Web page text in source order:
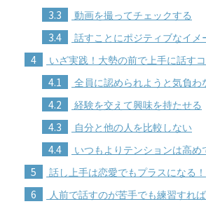
3.3 動画を撮ってチェックする
3.4 話すことにポジティブなイメ
4 いざ実践！大勢の前で上手に話す
4.1 全員に認められようと気負わ
4.2 経験を交えて興味を持たせる
4.3 自分と他の人を比較しない
4.4 いつもよりテンションは高め
5 話し上手は恋愛でもプラスになる！
6 人前で話すのが苦手でも練習すれ